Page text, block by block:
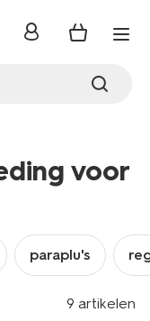
inloggen
voor
paraplu's
9 artikelen